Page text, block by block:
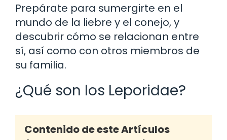
Prepárate para sumergirte en el
mundo de la liebre y el conejo, y
descubrir cómo se relacionan entre
sí, así como con otros miembros de
su familia.
¿Qué son los Leporidae?
Contenido de este Artículos